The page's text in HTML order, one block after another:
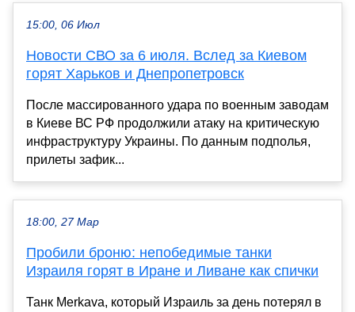
15:00, 06 Июл
Новости СВО за 6 июля. Вслед за Киевом
горят Харьков и Днепропетровск
После массированного удара по военным заводам
в Киеве ВС РФ продолжили атаку на критическую
инфраструктуру Украины. По данным подполья,
прилеты зафик...
18:00, 27 Мар
Пробили броню: непобедимые танки
Израиля горят в Иране и Ливане как спички
Танк Merkava, который Израиль за день потерял в